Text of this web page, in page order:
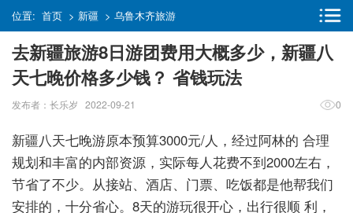
位置: 首页 > 新疆 > 乌鲁木齐旅游
去新疆旅游8日游团费用大概多少，新疆八
天七晚价格多少钱？ 省钱玩法
发布者：长乐岁 2022-09-21 0
新疆八天七晚游原本预算3000元/人，经过阿林的 合理
规划和丰富的内部资源，实际每人花费不到2000左右，
节省了不少。从接站、酒店、门票、吃饭都是他帮我们
安排的，十分省心。8天的游玩很开心，出行很顺 利，